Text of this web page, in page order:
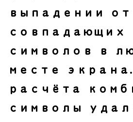
выпадении от
совпадающих
символов в
месте
расчёта
символы